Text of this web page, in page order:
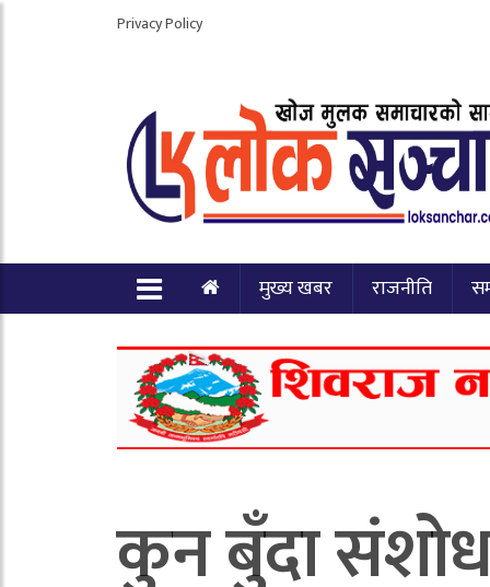
Privacy Policy
मुख्य खबर राजनीति
कुन बुँदा